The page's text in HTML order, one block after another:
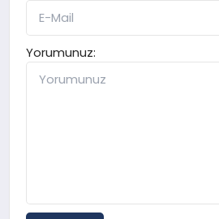
Yorumunuz: